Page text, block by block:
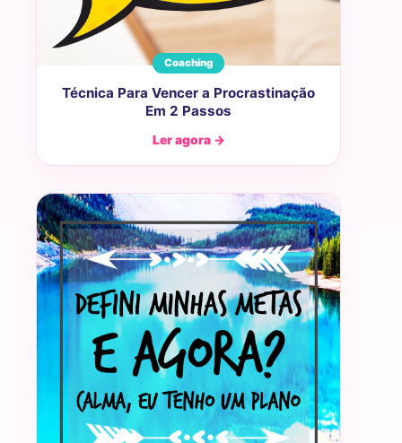
Coaching
Técnica Para Vencer a Procrastinação
Em 2 Passos
Ler agora →